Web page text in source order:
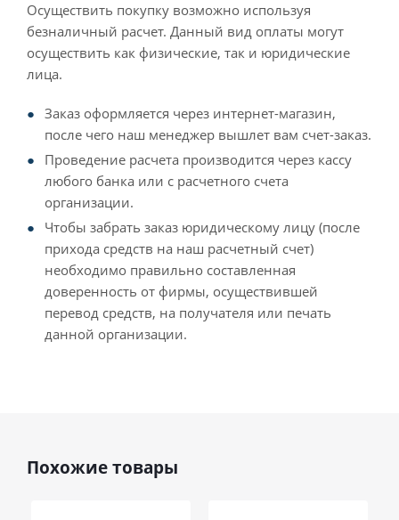
Осуществить покупку возможно используя
безналичный расчет. Данный вид оплаты могут
осуществить как физические, так и юридические
лица.
Заказ оформляется через интернет-магазин,
после чего наш менеджер вышлет вам счет-заказ.
Проведение расчета производится через кассу
любого банка или с расчетного счета
организации.
Чтобы забрать заказ юридическому лицу (после
прихода средств на наш расчетный счет)
необходимо правильно составленная
доверенность от фирмы, осуществившей
перевод средств, на получателя или печать
данной организации.
Похожие товары